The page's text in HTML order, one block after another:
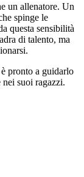
un allenatore. Un
spinge le
questa sensibilità
di talento, ma
pronto a guidarlo
suoi ragazzi.